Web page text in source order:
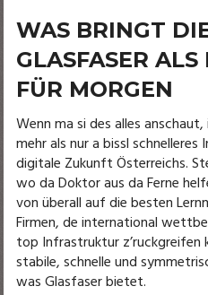
WAS BRINGT
GLASFASER
FÜR MORGEN
Wenn ma si des alles
mehr als nur a bissl
digitale Zukunft Österreichs.
wo da Doktor aus da Ferne
von überall auf die besten
Firmen, de international
top Infrastruktur z’ruckgreifen
stabile, schnelle und
was Glasfaser bietet.